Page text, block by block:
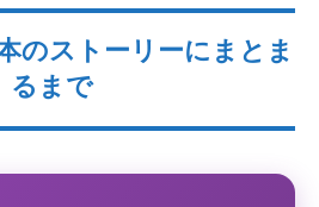
のストーリーにまとま
るまで